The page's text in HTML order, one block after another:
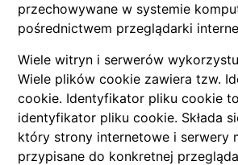
przechowywane w systemie
pośrednictwem przeglądarki
Wiele witryn i serwerów
Wiele plików cookie zawiera tzw.
cookie. Identyfikator pliku cookie
identyfikator pliku cookie. Składa
który strony internetowe i serwery
przypisane do konkretnej